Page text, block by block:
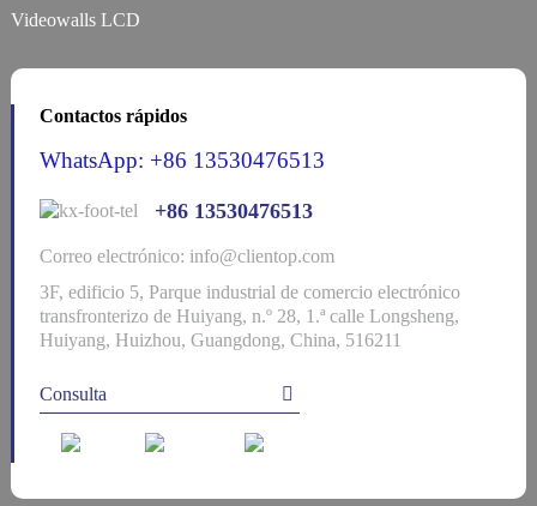
Videowalls LCD
Contactos rápidos
WhatsApp: +86 13530476513
+86 13530476513
Correo electrónico: info@clientop.com
3F, edificio 5, Parque industrial de comercio electrónico
transfronterizo de Huiyang, n.º 28, 1.ª calle Longsheng,
Huiyang, Huizhou, Guangdong, China, 516211
Consulta